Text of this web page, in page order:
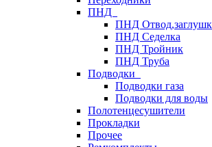
ПНД
ПНД
ПНД Седелка
ПНД Тройник
ПНД Труба
Подводки
Подводки газа
Подводки для воды
Полотенцесушители
Прокладки
Прочее